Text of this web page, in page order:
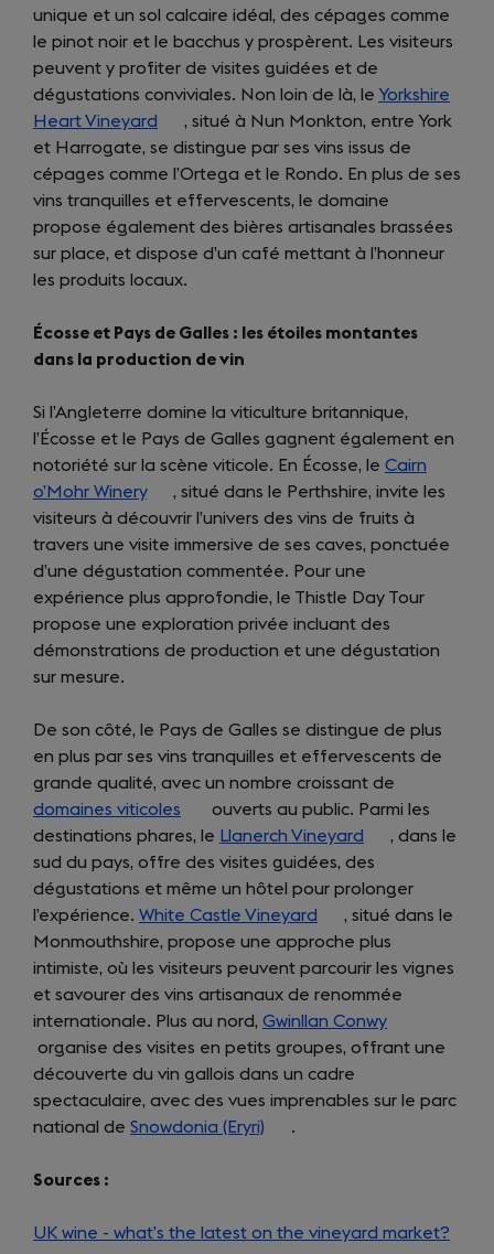
unique et un sol calcaire idéal, des cépages comme
le pinot noir et le bacchus y prospèrent. Les visiteurs
peuvent y profiter de visites guidées et de
dégustations conviviales. Non loin de là, le Yorkshire
Heart Vineyard
(opens
in
a
new
tab)
, situé à Nun Monkton, entre York
et Harrogate, se distingue par ses vins issus de
cépages comme l’Ortega et le Rondo. En plus de ses
vins tranquilles et effervescents, le domaine
propose également des bières artisanales brassées
sur place, et dispose d’un café mettant à l’honneur
les produits locaux.
Écosse et Pays de Galles : les étoiles montantes
dans la production de vin
Si l’Angleterre domine la viticulture britannique,
l’Écosse et le Pays de Galles gagnent également en
notoriété sur la scène viticole. En Écosse, le Cairn
o’Mohr Winery(opens
in
a
new
tab)
, situé dans le Perthshire, invite les
visiteurs à découvrir l’univers des vins de fruits à
travers une visite immersive de ses caves, ponctuée
d’une dégustation commentée. Pour une
expérience plus approfondie, le Thistle Day Tour
propose une exploration privée incluant des
démonstrations de production et une dégustation
sur mesure.
De son côté, le Pays de Galles se distingue de plus
en plus par ses vins tranquilles et effervescents de
grande qualité, avec un nombre croissant de
domaines viticoles (opens
in
a
new
tab)
ouverts au public. Parmi les
destinations phares, le Llanerch Vineyard
(opens
in
a
new
tab)
, dans le
sud du pays, offre des visites guidées, des
dégustations et même un hôtel pour prolonger
l’expérience. White Castle Vineyard
(opens
in
a
new
tab)
, situé dans le
Monmouthshire, propose une approche plus
intimiste, où les visiteurs peuvent parcourir les vignes
et savourer des vins artisanaux de renommée
internationale. Plus au nord, Gwinllan Conwy
in
new
organise des visites en petits groupes, offrant une
découverte du vin gallois dans un cadre
spectaculaire, avec des vues imprenables sur le parc
national de Snowdonia (Eryri) (opens
tab)
.
Sources :
UK wine - what’s the latest on the vineyard market?